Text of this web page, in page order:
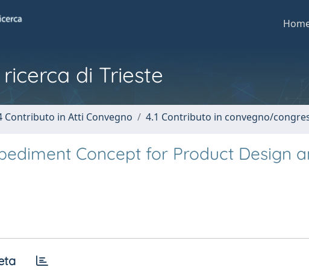
di Trieste
Contributo in Atti Convegno 4.1 Contributo in convegno/
Concept for Product Design